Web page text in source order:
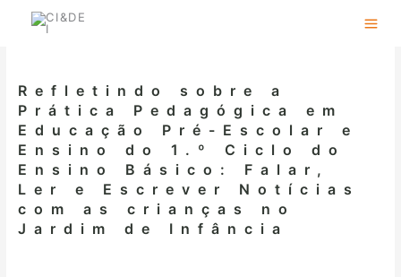
Refletindo sobre a
Prática Pedagógica em
Educação Pré-Escolar e
Ensino do 1.º Ciclo do
Ensino Básico: Falar,
Ler e Escrever Notícias
com as crianças no
Jardim de Infância